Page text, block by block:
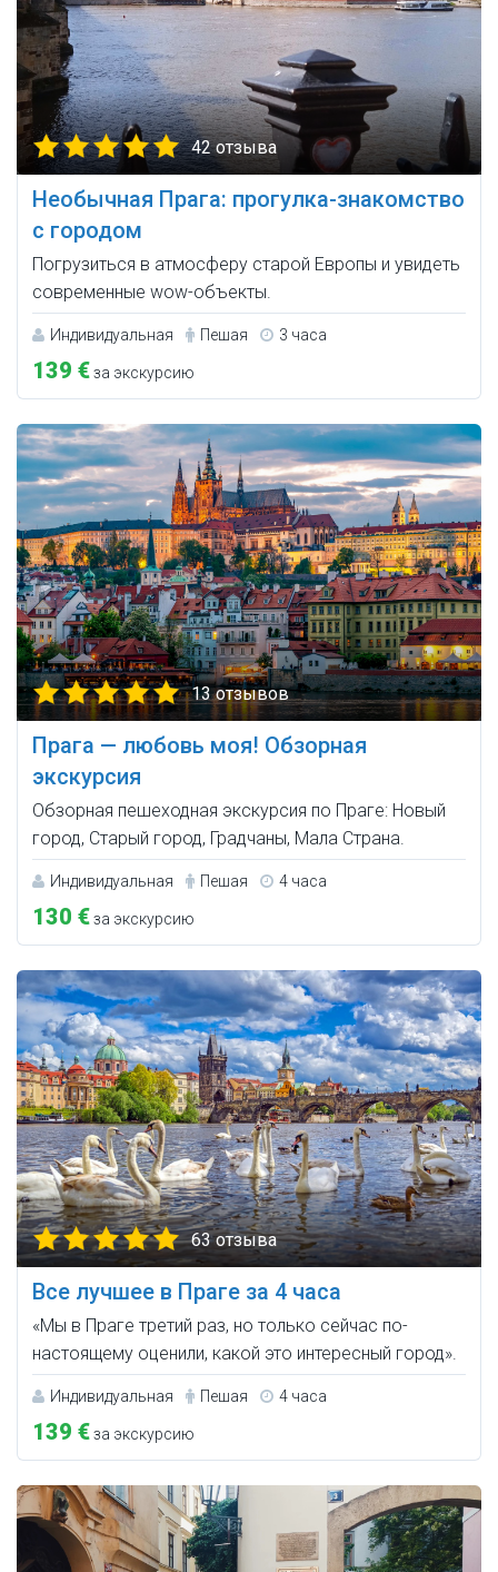
42 отзыва
Необычная Прага: прогулка-знакомство
с городом
Погрузиться в атмосферу старой Европы и увидеть
современные wow-объекты.
Индивидуальная Пешая 3 часа
139 €за экскурсию
13 отзывов
Прага — любовь моя! Oбзорная
экскурсия
Обзорная пешеходная экскурсия по Праге: Новый
город, Старый город, Градчаны, Мала Страна.
Индивидуальная Пешая 4 часа
130 €за экскурсию
63 отзыва
Все лучшее в Праге за 4 часа
«Мы в Праге третий раз, но только сейчас по-
настоящему оценили, какой это интересный город».
Индивидуальная Пешая 4 часа
139 €за экскурсию